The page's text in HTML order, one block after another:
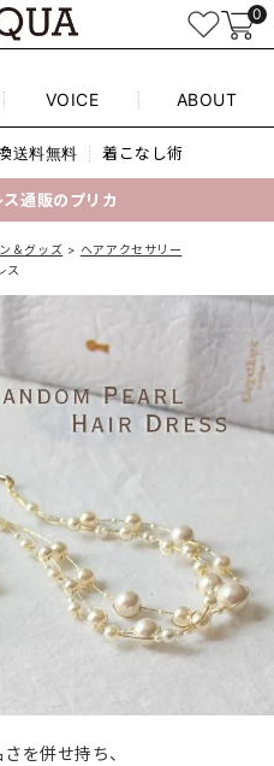
0
VOICE ABOUT
送料無料 着こなし術
通販のプリカ
＆グッズ
ヘアアクセサリー
ス
を併せ持ち、